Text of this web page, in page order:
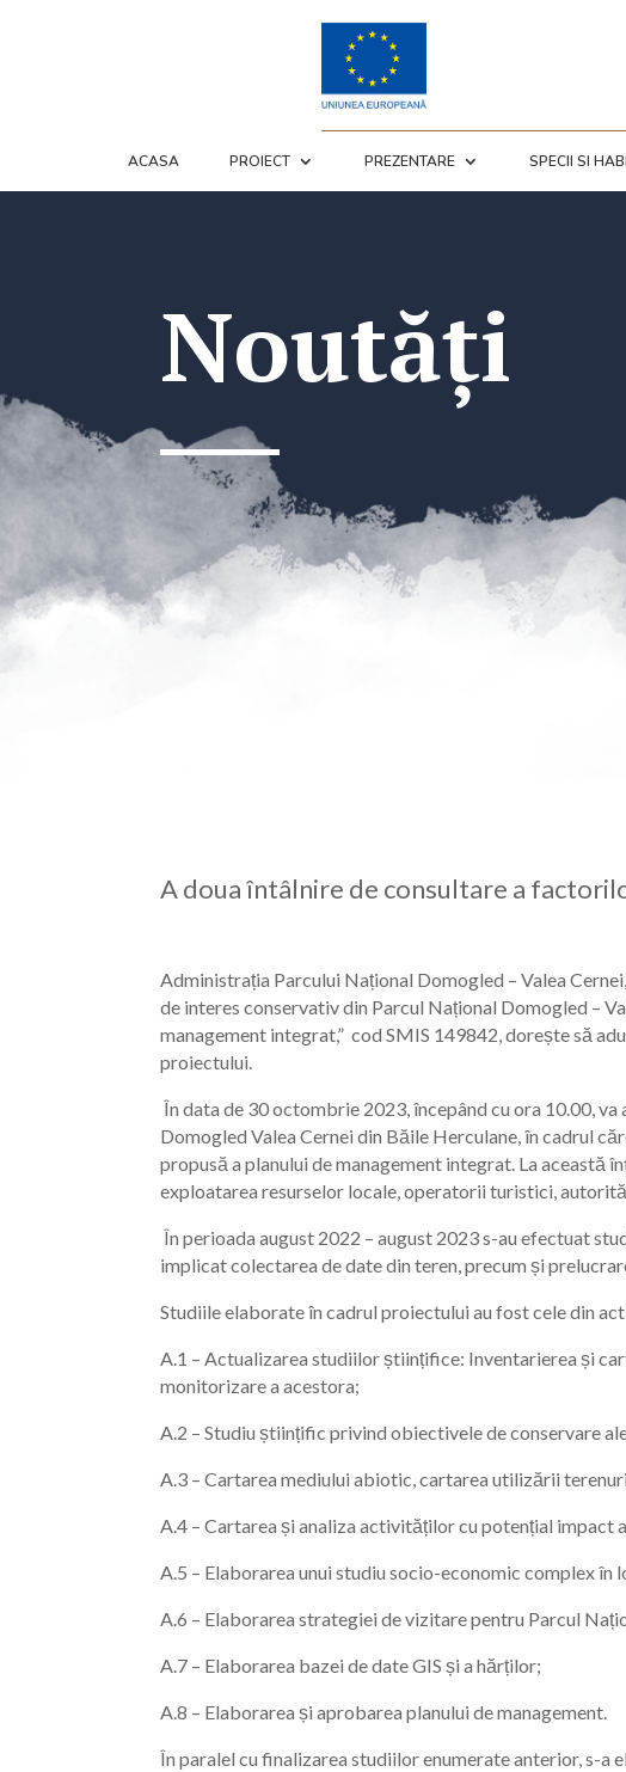
ACASA PROIECT PREZENTARE SPECII SI
Noutăți
A doua întâlnire de consultare a
Administrația Parcului Național Domogled – Valea
de interes conservativ din Parcul Național Domogled –
management integrat,” cod SMIS 149842, dorește să
proiectului.
În data de 30 octombrie 2023, începând cu ora 10.00,
Domogled Valea Cernei din Băile Herculane, în cadrul
propusă a planului de management integrat. La
exploatarea resurselor locale, operatorii turistici,
În perioada august 2022 – august 2023 s-au efectuat
implicat colectarea de date din teren, precum și
Studiile elaborate în cadrul proiectului au fost cele din
A.1 – Actualizarea studiilor științifice: Inventarierea și
monitorizare a acestora;
A.2 – Studiu științific privind obiectivele de conservare
A.3 – Cartarea mediului abiotic, cartarea utilizării
A.4 – Cartarea și analiza activităților cu potențial
A.5 – Elaborarea unui studiu socio-economic complex în
A.6 – Elaborarea strategiei de vizitare pentru Parcul
A.7 – Elaborarea bazei de date GIS și a hărților;
A.8 – Elaborarea și aprobarea planului de management.
În paralel cu finalizarea studiilor enumerate anterior, s-a